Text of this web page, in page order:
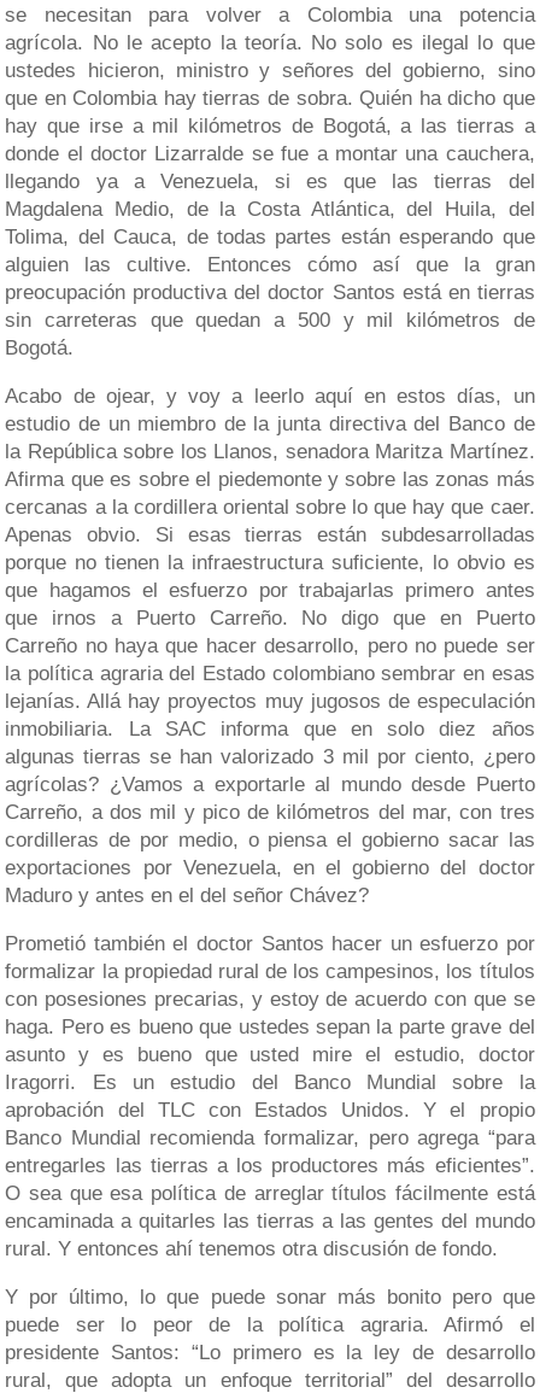
se necesitan para volver a Colombia una potencia
agrícola. No le acepto la teoría. No solo es ilegal lo que
ustedes hicieron, ministro y señores del gobierno, sino
que en Colombia hay tierras de sobra. Quién ha dicho que
hay que irse a mil kilómetros de Bogotá, a las tierras a
donde el doctor Lizarralde se fue a montar una cauchera,
llegando ya a Venezuela, si es que las tierras del
Magdalena Medio, de la Costa Atlántica, del Huila, del
Tolima, del Cauca, de todas partes están esperando que
alguien las cultive. Entonces cómo así que la gran
preocupación productiva del doctor Santos está en tierras
sin carreteras que quedan a 500 y mil kilómetros de
Bogotá.
Acabo de ojear, y voy a leerlo aquí en estos días, un
estudio de un miembro de la junta directiva del Banco de
la República sobre los Llanos, senadora Maritza Martínez.
Afirma que es sobre el piedemonte y sobre las zonas más
cercanas a la cordillera oriental sobre lo que hay que caer.
Apenas obvio. Si esas tierras están subdesarrolladas
porque no tienen la infraestructura suficiente, lo obvio es
que hagamos el esfuerzo por trabajarlas primero antes
que irnos a Puerto Carreño. No digo que en Puerto
Carreño no haya que hacer desarrollo, pero no puede ser
la política agraria del Estado colombiano sembrar en esas
lejanías. Allá hay proyectos muy jugosos de especulación
inmobiliaria. La SAC informa que en solo diez años
algunas tierras se han valorizado 3 mil por ciento, ¿pero
agrícolas? ¿Vamos a exportarle al mundo desde Puerto
Carreño, a dos mil y pico de kilómetros del mar, con tres
cordilleras de por medio, o piensa el gobierno sacar las
exportaciones por Venezuela, en el gobierno del doctor
Maduro y antes en el del señor Chávez?
Prometió también el doctor Santos hacer un esfuerzo por
formalizar la propiedad rural de los campesinos, los títulos
con posesiones precarias, y estoy de acuerdo con que se
haga. Pero es bueno que ustedes sepan la parte grave del
asunto y es bueno que usted mire el estudio, doctor
Iragorri. Es un estudio del Banco Mundial sobre la
aprobación del TLC con Estados Unidos. Y el propio
Banco Mundial recomienda formalizar, pero agrega “para
entregarles las tierras a los productores más eficientes”.
O sea que esa política de arreglar títulos fácilmente está
encaminada a quitarles las tierras a las gentes del mundo
rural. Y entonces ahí tenemos otra discusión de fondo.
Y por último, lo que puede sonar más bonito pero que
puede ser lo peor de la política agraria. Afirmó el
presidente Santos: “Lo primero es la ley de desarrollo
rural, que adopta un enfoque territorial” del desarrollo